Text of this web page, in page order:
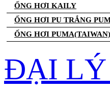
ỐNG HƠI KAILY
ỐNG HƠI PU TRẮNG
ỐNG HƠI PUMA(TAIWAN)
ĐẠI LÝ